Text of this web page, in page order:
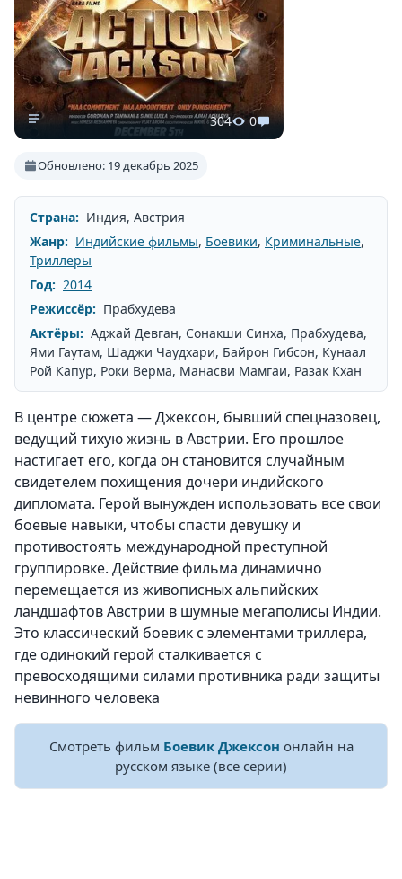
304 0
Обновлено: 19 декабрь 2025
Страна: Индия, Австрия
Жанр: Индийские фильмы, Боевики, Криминальные,
Триллеры
Год: 2014
Режиссёр: Прабхудева
Актёры: Аджай Девган, Сонакши Синха, Прабхудева,
Ями Гаутам, Шаджи Чаудхари, Байрон Гибсон, Кунаал
Рой Капур, Роки Верма, Манасви Мамгаи, Разак Кхан
В центре сюжета — Джексон, бывший спецназовец,
ведущий тихую жизнь в Австрии. Его прошлое
настигает его, когда он становится случайным
свидетелем похищения дочери индийского
дипломата. Герой вынужден использовать все свои
боевые навыки, чтобы спасти девушку и
противостоять международной преступной
группировке. Действие фильма динамично
перемещается из живописных альпийских
ландшафтов Австрии в шумные мегаполисы Индии.
Это классический боевик с элементами триллера,
где одинокий герой сталкивается с
превосходящими силами противника ради защиты
невинного человека
Смотреть фильм Боевик Джексон онлайн на
русском языке (все серии)